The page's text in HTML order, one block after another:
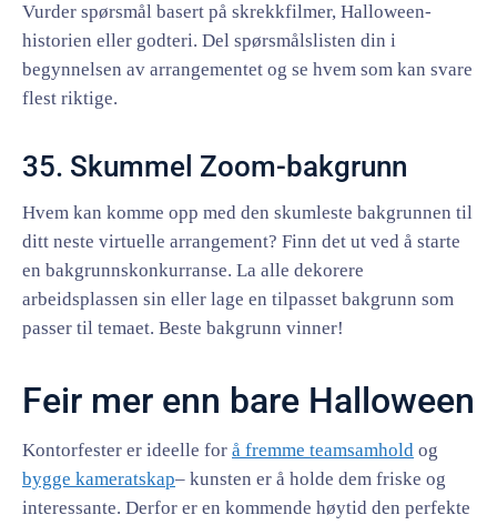
Vurder spørsmål basert på skrekkfilmer, Halloween-
historien eller godteri. Del spørsmålslisten din i
begynnelsen av arrangementet og se hvem som kan svare
flest riktige.
35. Skummel Zoom-bakgrunn
Hvem kan komme opp med den skumleste bakgrunnen til
ditt neste virtuelle arrangement? Finn det ut ved å starte
en bakgrunnskonkurranse. La alle dekorere
arbeidsplassen sin eller lage en tilpasset bakgrunn som
passer til temaet. Beste bakgrunn vinner!
Feir mer enn bare Halloween
Kontorfester er ideelle for å fremme teamsamhold og
bygge kameratskap– kunsten er å holde dem friske og
interessante. Derfor er en kommende høytid den perfekte